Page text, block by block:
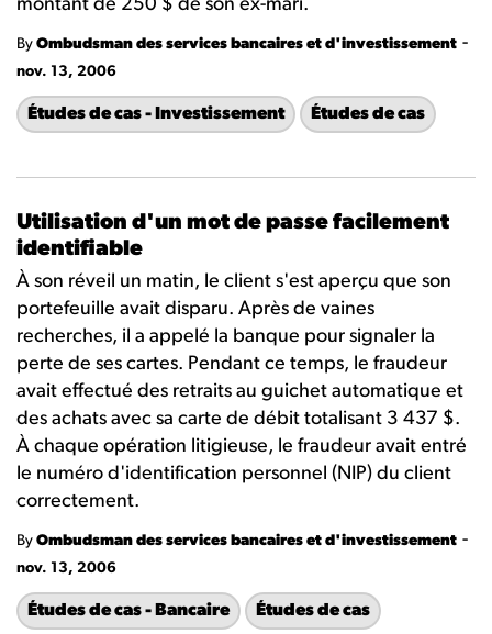
montant de 250 $ de son ex-mari.
By Ombudsman des services bancaires et d'investissement -
nov. 13, 2006
Études de cas - Investissement Études de cas
Utilisation d'un mot de passe facilement
identifiable
À son réveil un matin, le client s'est aperçu que son
portefeuille avait disparu. Après de vaines
recherches, il a appelé la banque pour signaler la
perte de ses cartes. Pendant ce temps, le fraudeur
avait effectué des retraits au guichet automatique et
des achats avec sa carte de débit totalisant 3 437 $.
À chaque opération litigieuse, le fraudeur avait entré
le numéro d'identification personnel (NIP) du client
correctement.
By Ombudsman des services bancaires et d'investissement -
nov. 13, 2006
Études de cas - Bancaire Études de cas